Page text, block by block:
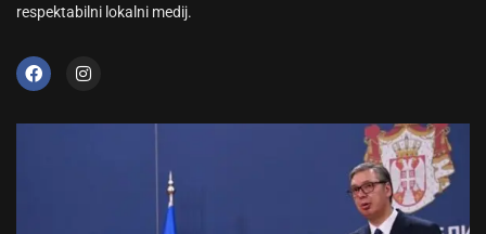
respektabilni lokalni medij.